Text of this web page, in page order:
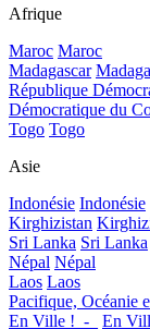
Afrique
Maroc Maroc
Madagascar
République
Démocratique du
Togo Togo
Asie
Indonésie Indonésie
Kirghizistan
Sri Lanka Sri Lanka
Népal Népal
Laos Laos
Pacifique, Océanie
En Ville !_-_
En